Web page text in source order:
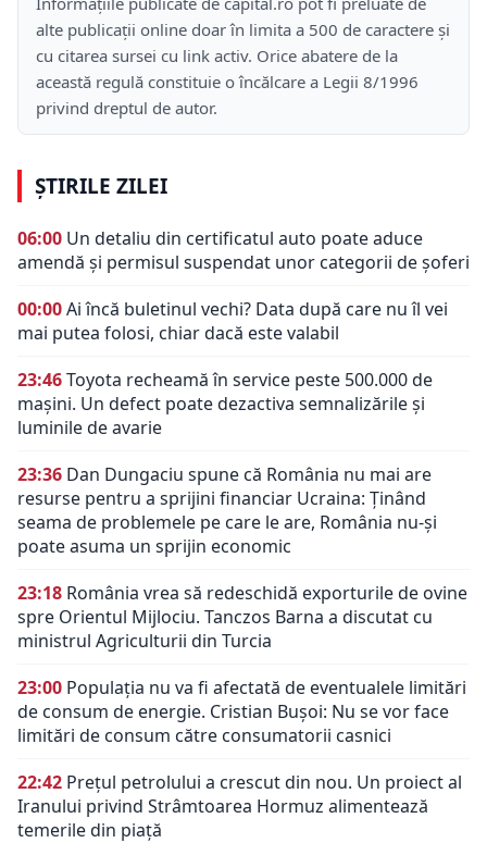
alte publicații online doar în limita a 500 de caractere și
cu citarea sursei cu link activ. Orice abatere de la
această regulă constituie o încălcare a Legii 8/1996
privind dreptul de autor.
ȘTIRILE ZILEI
06:00 Un detaliu din certificatul auto poate aduce
amendă și permisul suspendat unor categorii de șoferi
00:00Ai încă buletinul vechi? Data după care nu îl vei
mai putea folosi, chiar dacă este valabil
23:46Toyota recheamă în service peste 500.000 de
mașini. Un defect poate dezactiva semnalizările și
luminile de avarie
23:36 Dan Dungaciu spune că România nu mai are
resurse pentru a sprijini financiar Ucraina: Ținând
seama de problemele pe care le are, România nu-și
poate asuma un sprijin economic
23:18 România vrea să redeschidă exporturile de ovine
spre Orientul Mijlociu. Tanczos Barna a discutat cu
ministrul Agriculturii din Turcia
23:00 Populația nu va fi afectată de eventualele limitări
de consum de energie. Cristian Bușoi: Nu se vor face
limitări de consum către consumatorii casnici
22:42 Prețul petrolului a crescut din nou. Un proiect al
Iranului privind Strâmtoarea Hormuz alimentează
temerile din piață